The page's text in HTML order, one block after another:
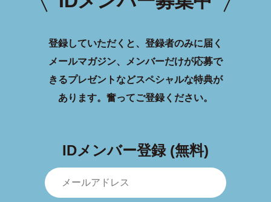
登録していただくと、登録者のみに届く
メールマガジン、メンバーだけが応募で
きるプレゼントなどスペシャルな特典が
あります。 奮ってご登録ください。
IDメンバー登録 (無料)